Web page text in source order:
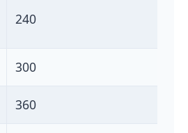
240
300
360